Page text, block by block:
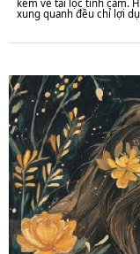
kém về tài lộc tình cảm.
xung quanh đều chỉ lợi